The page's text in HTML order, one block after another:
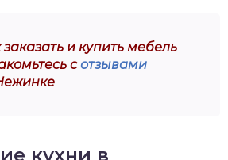
и купить мебель
сотзывами
кухни в